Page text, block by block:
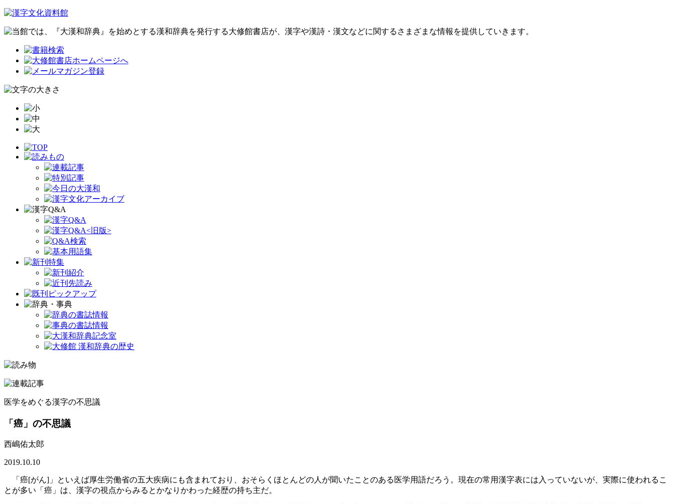
医学をめぐる漢字の不思議
「癌」の不思議
西嶋佑太郎
2019.10.10
「癌[がん]」といえば厚生労働省の五大疾病にも含まれており、おそらくほとんどの人が聞いたことのある医学用語だろう。現在の常用漢字表には入っていないが、実際に使われるこ
とが多い「癌」は、漢字の視点からみるとかなりかわった経歴の持ち主だ。